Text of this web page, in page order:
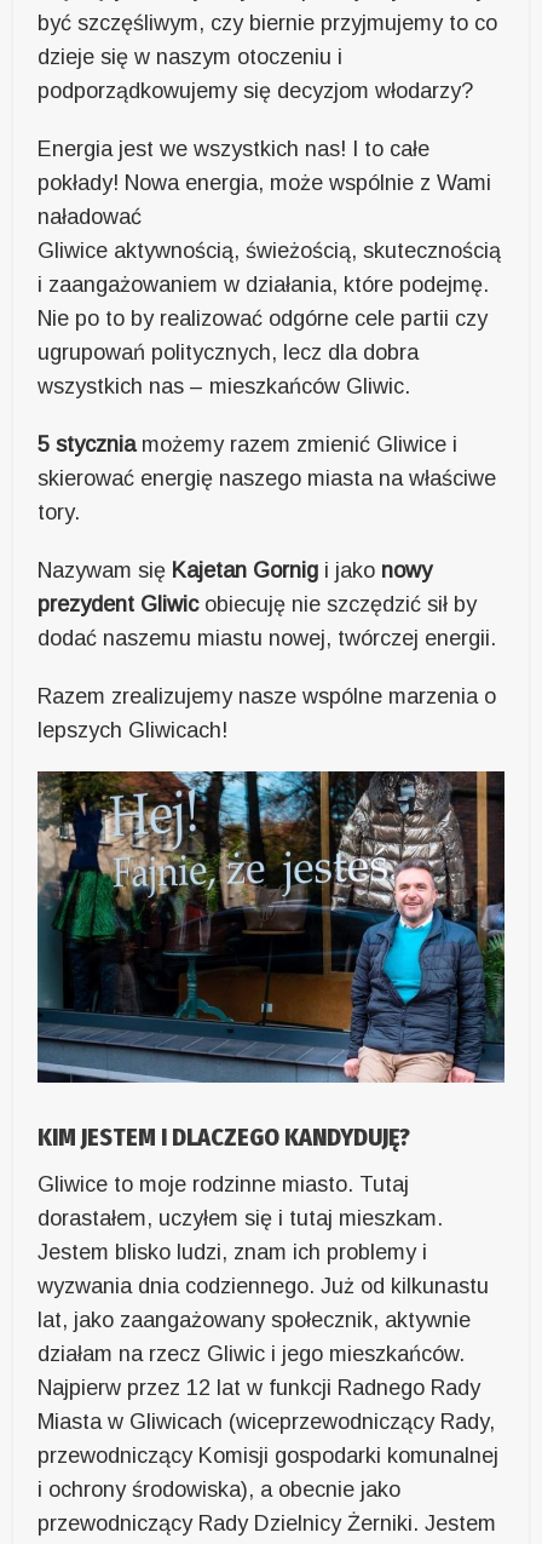
być szczęśliwym, czy biernie przyjmujemy to co
dzieje się w naszym otoczeniu i
podporządkowujemy się decyzjom włodarzy?
Energia jest we wszystkich nas! I to całe
pokłady! Nowa energia, może wspólnie z Wami
naładować
Gliwice aktywnością, świeżością, skutecznością
i zaangażowaniem w działania, które podejmę.
Nie po to by realizować odgórne cele partii czy
ugrupowań politycznych, lecz dla dobra
wszystkich nas – mieszkańców Gliwic.
5 styczniamożemy razem zmienić Gliwice i
skierować energię naszego miasta na właściwe
tory.
Nazywam się Kajetan Gornig i jako nowy
prezydent Gliwicobiecuję nie szczędzić sił by
dodać naszemu miastu nowej, twórczej energii.
Razem zrealizujemy nasze wspólne marzenia o
lepszych Gliwicach!
KIM JESTEM I DLACZEGO KANDYDUJĘ?
Gliwice to moje rodzinne miasto. Tutaj
dorastałem, uczyłem się i tutaj mieszkam.
Jestem blisko ludzi, znam ich problemy i
wyzwania dnia codziennego. Już od kilkunastu
lat, jako zaangażowany społecznik, aktywnie
działam na rzecz Gliwic i jego mieszkańców.
Najpierw przez 12 lat w funkcji Radnego Rady
Miasta w Gliwicach (wiceprzewodniczący Rady,
przewodniczący Komisji gospodarki komunalnej
i ochrony środowiska), a obecnie jako
przewodniczący Rady Dzielnicy Żerniki. Jestem